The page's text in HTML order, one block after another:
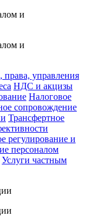
и
и
права, управления
НДС и акцизы
Налоговое
сопровождение
Трансфертное
регулирование и
персоналом
Услуги частным